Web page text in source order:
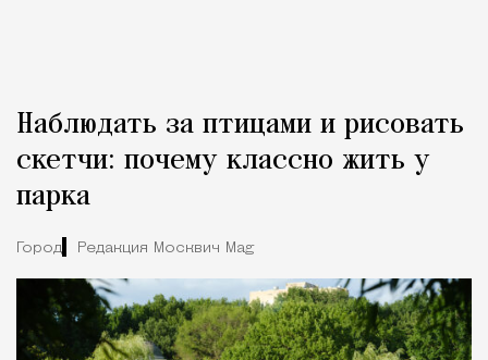
Наблюдать за птицами и рисовать
скетчи: почему классно жить у
парка
Город Редакция Москвич Mag